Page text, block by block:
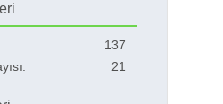
137
21